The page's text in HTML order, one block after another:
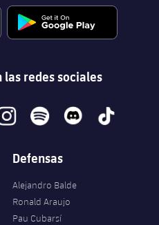
las redes sociales
spotify discord tiktok
Defensas
Alejandro Balde
Ronald Araujo
Pau Cubarsí